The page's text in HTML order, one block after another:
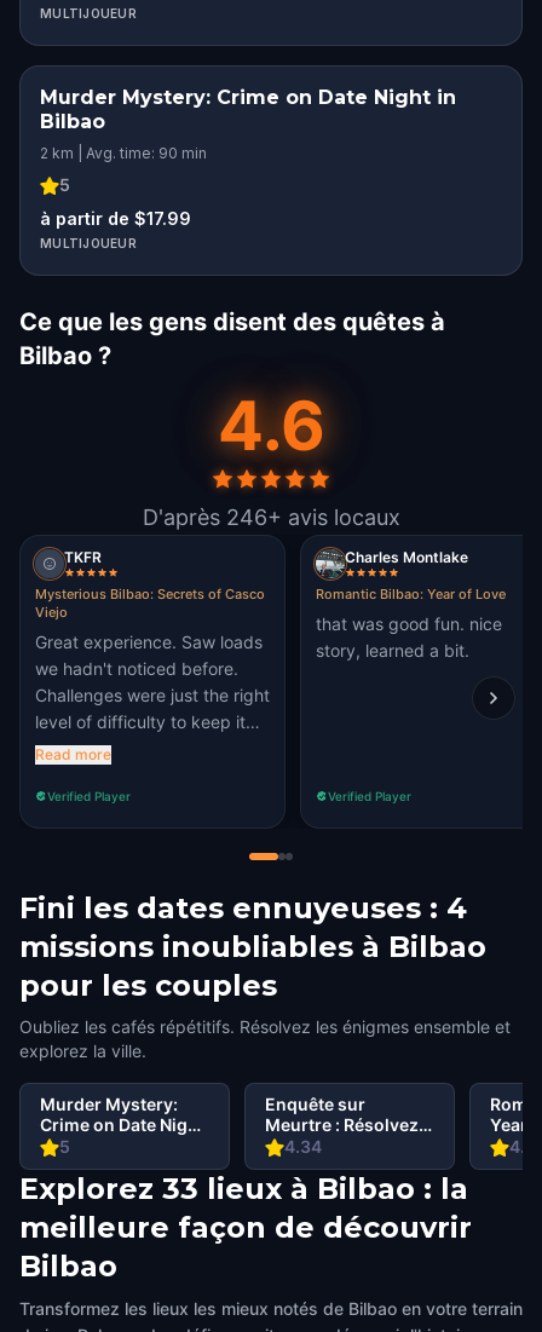
MULTIJOUEUR
Murder Mystery: Crime on Date Night in
Bilbao
2 km | Avg. time: 90 min
5
à partir de $17.99
MULTIJOUEUR
Ce que les gens disent des quêtes à
Bilbao ?
4.6
D'après 246+ avis locaux
TKFR
Mysterious Bilbao: Secrets of Casco
Viejo
Great experience. Saw loads
we hadn't noticed before.
Challenges were just the right
level of difficulty to keep it
interesting without being
Loved it!
Read more
Verified Player
Charles Montlake
Romantic Bilbao: Year of Love
that was good fun. nice
story, learned a bit.
Verified Player
Fini les dates ennuyeuses : 4
missions inoubliables à Bilbao
pour les couples
Oubliez les cafés répétitifs. Résolvez les énigmes ensemble et
explorez la ville.
5
Murder Mystery:
Crime on Date Night
in Bilbao
4.34
Enquête sur
Meurtre : Résolvez
le Cas à Bilbao
Year
Explorez 33 lieux à Bilbao : la
meilleure façon de découvrir
Bilbao
Transformez les lieux les mieux notés de Bilbao en votre terrain